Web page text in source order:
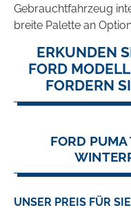
Gebrauchtfahrzeug
breite Palette an
ERKUNDEN
FORD
FORDERN
FORD
UNSER PREIS FÜR